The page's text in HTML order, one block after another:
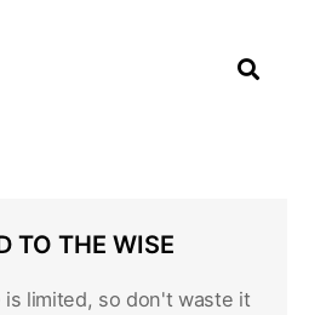
TO THE WISE
is limited, so don't waste it